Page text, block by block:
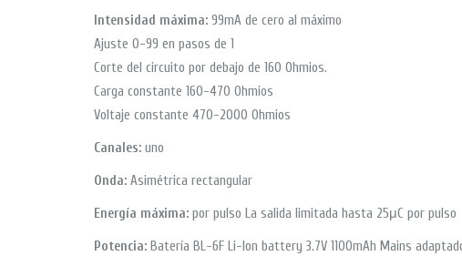
Intensidad máxima: 99mA de cero al máximo
Ajuste 0-99 en pasos de 1
Corte del circuito por debajo de 160 Ohmios.
Carga constante 160-470 Ohmios
Voltaje constante 470-2000 Ohmios
Canales: uno
Onda: Asimétrica rectangular
Energía máxima: por pulso La salida limitada hasta 25μC por pulso
Potencia: Batería BL-6F Li-Ion battery 3.7V 1100mAh Mains